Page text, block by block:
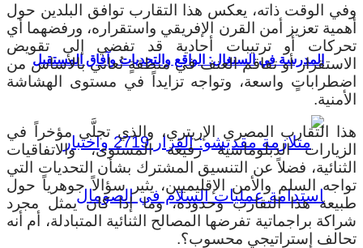
المدرسة في السنغال: الواقع والتحديات وآفاق المستقبل
وفي الوقت ذاته، يعكس هذا التقارب توافق البلدين حول
أهمية تعزيز أمن القرن الإفريقي واستقراره، ورفضهما أي
تحركات أو ترتيبات أحادية قد تفضي إلى تقويض
الاستقرار أو تفاقم العنف في منطقةٍ تُعاني بالأساس من
اضطراباتٍ واسعة، وتواجه تزايداً في مستوى الهشاشة
الأمنية.
هذا التقارب المصري الإريتري، والذي تجلَّى مؤخراً في
الزيارات الدبلوماسية رفيعة المستوى، والاتفاقيات
الثنائية، فضلاً عن التنسيق المشترك بشأن التحديات التي
تواجه السلم والأمن الإقليميين، يثير سؤالاً جوهرياً حول
طبيعة هذا التقارب وحدوده، وما إذا كان يمثل مجرد
شراكة براجماتية تفرضها المصالح الثنائية المتبادلة، أم أنه
تحالف إستراتيجي محسوب؟.